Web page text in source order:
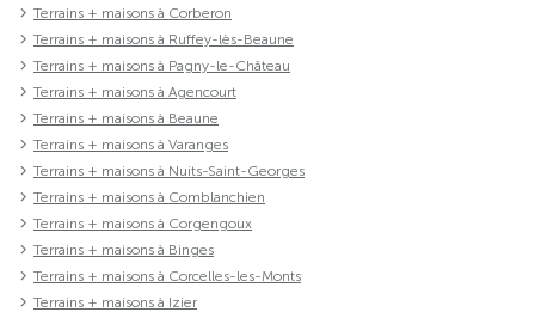
Terrains + maisons à Corberon
Terrains + maisons à Ruffey-lès-Beaune
Terrains + maisons à Pagny-le-Château
Terrains + maisons à Agencourt
Terrains + maisons à Beaune
Terrains + maisons à Varanges
Terrains + maisons à Nuits-Saint-Georges
Terrains + maisons à Comblanchien
Terrains + maisons à Corgengoux
Terrains + maisons à Binges
Terrains + maisons à Corcelles-les-Monts
Terrains + maisons à Izier